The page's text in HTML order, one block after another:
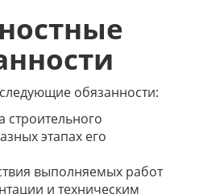
обязанности:
строительного
этапах его
выполняемых работ
и техническим